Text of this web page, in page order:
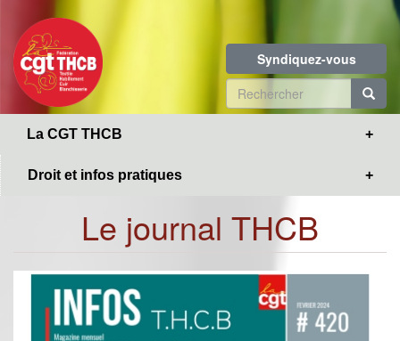
contenu
principal
Syndiquez-vous
Formulaire
de
La CGT THCB
Droit et infos pratiques
Le journal THCB